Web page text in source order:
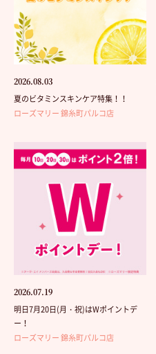
2026.08.03
夏のビタミンスキンケア特集！！
ローズマリー 錦糸町パルコ店
2026.07.19
明日7月20日(月・祝)はWポイントデ
ー！
ローズマリー 錦糸町パルコ店